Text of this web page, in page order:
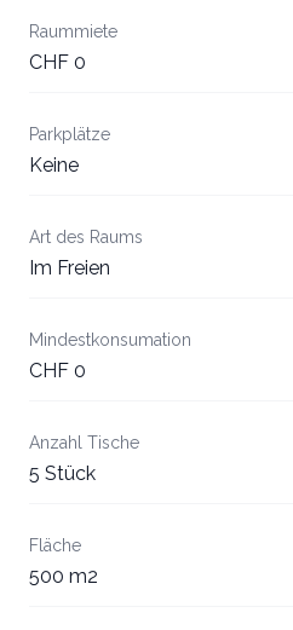
Raummiete
CHF 0
Parkplätze
Keine
Art des Raums
Im Freien
Mindestkonsumation
CHF 0
Anzahl Tische
5 Stück
Fläche
500 m2